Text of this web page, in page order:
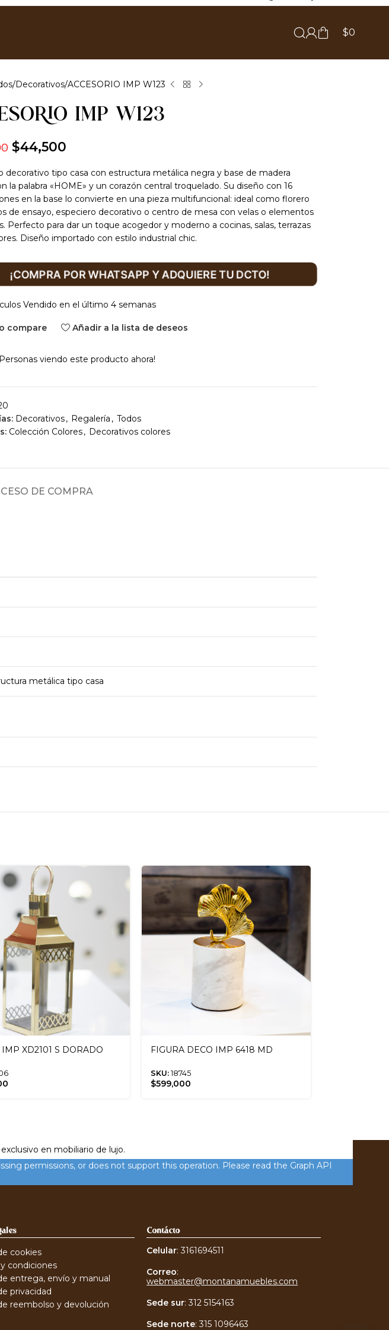
$0
Decorativos ACCESORIO IMP W123
IMP W123
$44,500
decorativo tipo casa con estructura metálica negra y base de madera
la palabra «HOME» y un corazón central troquelado. Su diseño con 16
en la base lo convierte en una pieza multifuncional: ideal como florero
de ensayo, especiero decorativo o centro de mesa con velas o elementos
Perfecto para dar un toque acogedor y moderno a cocinas, salas, terrazas
Diseño importado con estilo industrial chic.
¡COMPRA POR WHATSAPP Y ADQUIERE TU DCTO!
Vendido en el último 4 semanas
compare Añadir a la lista de deseos
viendo este producto ahora!
Decorativos, Regalería , Todos
Colección Colores, Decorativos colores
DE COMPRA
metálica tipo casa
XD2101 S DORADO FIGURA DECO IMP 6418 MD
SKU: 18745
$599,000
en mobiliario de lujo.
permissions, or does not support this operation. Please read the Graph API
cookies
condiciones
entrega, envío y manual
privacidad
reembolso y devolución
Contácto
Celular: 3161694511
Correo:
webmaster@montanamuebles.com
Sede sur:312 5154163
Sede norte:315 1096463